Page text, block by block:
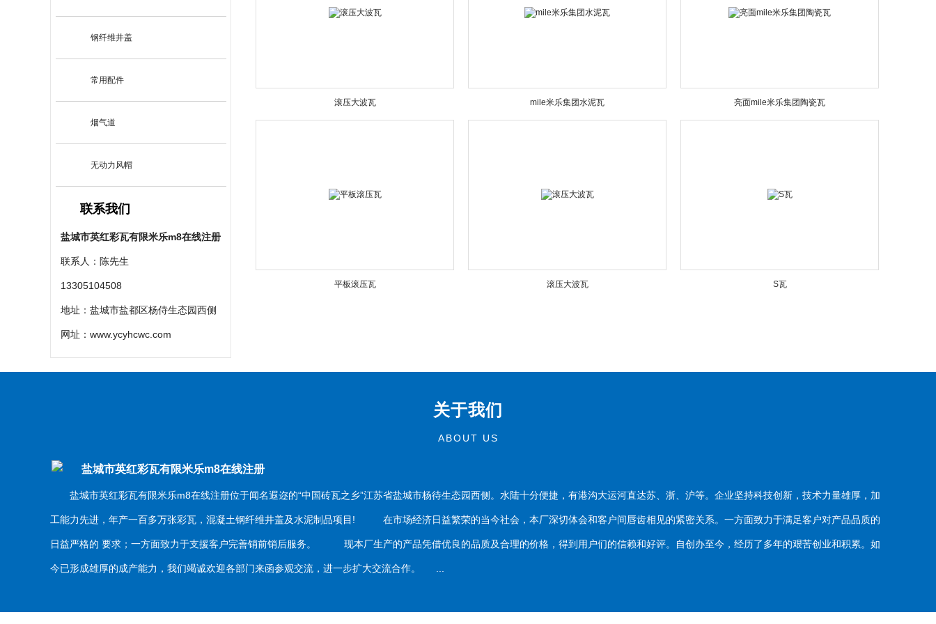
钢纤维井盖
常用配件
烟气道
无动力风帽
联系我们
盐城市英红彩瓦有限米乐m8在线注册
联系人：陈先生
13305104508
地址：盐城市盐都区杨侍生态园西侧
网址： www.ycyhcwc.com
滚压大波瓦 mile米乐集团水泥瓦 亮面mile米乐集团陶瓷瓦
平板滚压瓦 滚压大波瓦 S瓦
关于我们
ABOUT US
盐城市英红彩瓦有限米乐m8在线注册
盐城市英红彩瓦有限米乐m8在线注册位于闻名遐迩的“中国砖瓦之乡”江苏省盐城市杨待生态园西侧。水陆十分便捷，有港沟大运河直达苏、浙、沪等。企业坚持科技创新，技术力量雄厚，加
工能力先进，年产一百多万张彩瓦，混凝土钢纤维井盖及水泥制品项目! 在市场经济日益繁荣的当今社会，本厂深切体会和客户间唇齿相见的紧密关系。一方面致力于满足客户对产品品质的
日益严格的 要求；一方面致力于支援客户完善销前销后服务。 现本厂生产的产品凭借优良的品质及合理的价格，得到用户们的信赖和好评。自创办至今，经历了多年的艰苦创业和积累。如
今已形成雄厚的成产能力，我们竭诚欢迎各部门来函参观交流，进一步扩大交流合作。 ...